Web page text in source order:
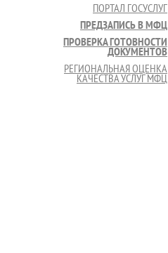
ПОРТАЛ ГОСУСЛУГ
ПРЕДЗАПИСЬ В МФЦ
ПРОВЕРКА ГОТОВНОСТИ
ДОКУМЕНТОВ
РЕГИОНАЛЬНАЯ ОЦЕНКА
КАЧЕСТВА УСЛУГ МФЦ